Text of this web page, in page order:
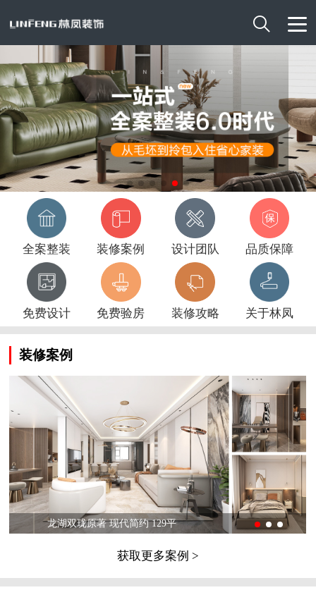

全案整装 装修案例 设计团队 品质保障
免费设计 免费验房 装修攻略 关于林凤
装修案例
龙湖双珑原著 现代简约 129平
获取更多案例 >